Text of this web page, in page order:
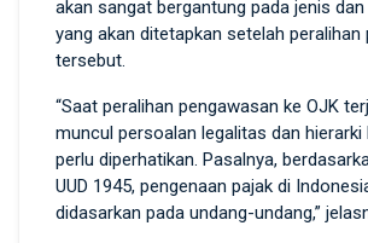
akan sangat bergantung pada jenis
yang akan ditetapkan setelah peralihan
tersebut.
“Saat peralihan pengawasan ke OJK
muncul persoalan legalitas dan hierarki
perlu diperhatikan. Pasalnya,
UUD 1945, pengenaan pajak di
didasarkan pada undang-undang,”